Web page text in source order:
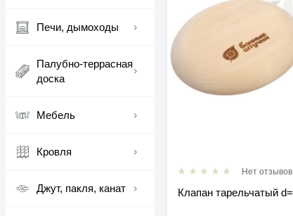
Печи, дымоходы
Палубно-террасная
доска
Мебель
Кровля
Джут, пакля, канат
d= 100
Нет
Табурет